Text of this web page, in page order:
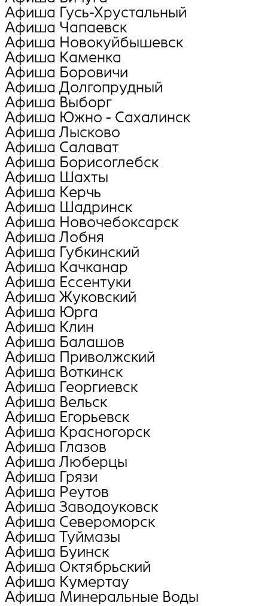
Афиша Гусь-Хрустальный
Афиша Чапаевск
Афиша Новокуйбышевск
Афиша Каменка
Афиша Боровичи
Афиша Долгопрудный
Афиша Выборг
Афиша Южно - Сахалинск
Афиша Лысково
Афиша Салават
Афиша Борисоглебск
Афиша Шахты
Афиша Керчь
Афиша Шадринск
Афиша Новочебоксарск
Афиша Лобня
Афиша Губкинский
Афиша Качканар
Афиша Ессентуки
Афиша Жуковский
Афиша Юрга
Афиша Клин
Афиша Балашов
Афиша Приволжский
Афиша Воткинск
Афиша Георгиевск
Афиша Вельск
Афиша Егорьевск
Афиша Красногорск
Афиша Глазов
Афиша Люберцы
Афиша Грязи
Афиша Реутов
Афиша Заводоуковск
Афиша Североморск
Афиша Туймазы
Афиша Буинск
Афиша Октябрьский
Афиша Кумертау
Афиша Минеральные Воды